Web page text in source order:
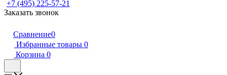
+7 (495) 225-57-21
Заказать звонок
Сравнение0
Избранные товары 0
Корзина 0